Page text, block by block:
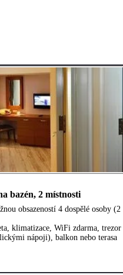
bazén, 2 místnosti
obsazeností 4 dospělé osoby
klimatizace, WiFi zdarma,
nápoji), balkon nebo terasa